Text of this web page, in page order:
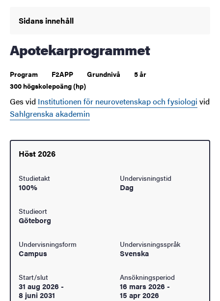
Sidans innehåll
Apotekarprogrammet
Program F2APP Grundnivå
5 år
300 högskolepoäng (hp)
Ges vid Institutionen för neurovetenskap och fysiologi vid
Sahlgrenska akademin
Höst 2026
Studietakt
100%
Undervisningstid
Dag
Studieort
Göteborg
Undervisningsform
Campus
Undervisningsspråk
Svenska
Start/slut
31 aug 2026 -
8 juni 2031
Ansökningsperiod
16 mars 2026 -
15 apr 2026